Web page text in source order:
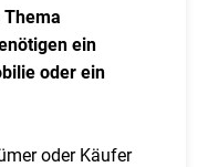
ein
oder ein
oder Käufer